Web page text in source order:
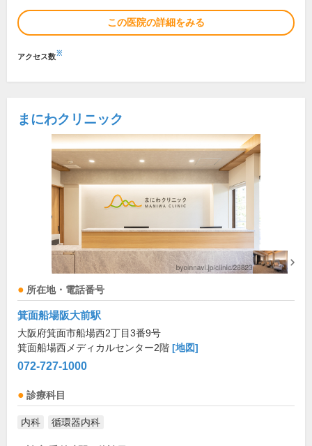
この医院の詳細をみる
アクセス数※
まにわクリニック
所在地・電話番号
箕面船場阪大前駅
大阪府箕面市船場西2丁目3番9号
箕面船場西メディカルセンター2階 [地図]
072-727-1000
診療科目
内科 循環器内科